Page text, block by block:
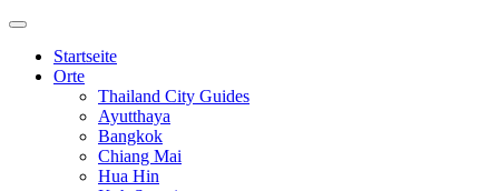
Startseite
Orte
Thailand City Guides
Ayutthaya
Bangkok
Chiang Mai
Hua Hin